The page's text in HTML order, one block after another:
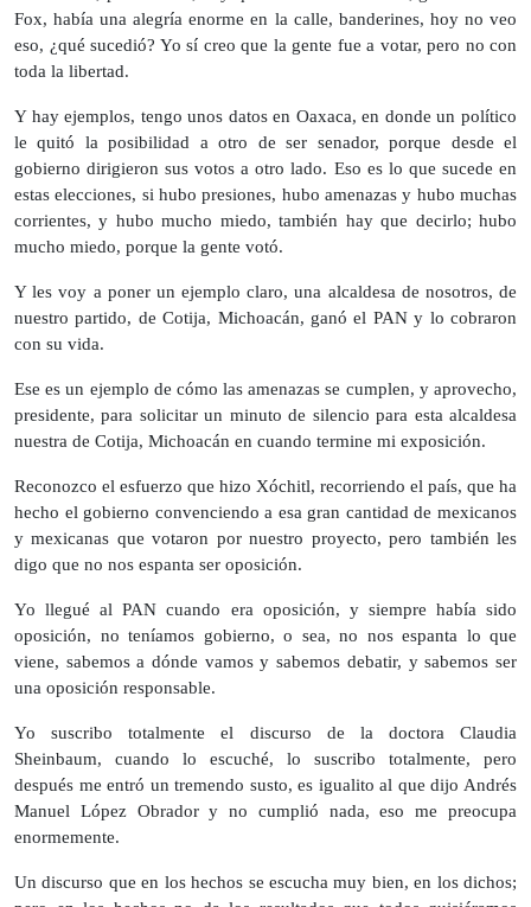
Fox, había una alegría enorme en la calle, banderines, hoy no veo
eso, ¿qué sucedió? Yo sí creo que la gente fue a votar, pero no con
toda la libertad.
Y hay ejemplos, tengo unos datos en Oaxaca, en donde un político
le quitó la posibilidad a otro de ser senador, porque desde el
gobierno dirigieron sus votos a otro lado. Eso es lo que sucede en
estas elecciones, si hubo presiones, hubo amenazas y hubo muchas
corrientes, y hubo mucho miedo, también hay que decirlo; hubo
mucho miedo, porque la gente votó.
Y les voy a poner un ejemplo claro, una alcaldesa de nosotros, de
nuestro partido, de Cotija, Michoacán, ganó el PAN y lo cobraron
con su vida.
Ese es un ejemplo de cómo las amenazas se cumplen, y aprovecho,
presidente, para solicitar un minuto de silencio para esta alcaldesa
nuestra de Cotija, Michoacán en cuando termine mi exposición.
Reconozco el esfuerzo que hizo Xóchitl, recorriendo el país, que ha
hecho el gobierno convenciendo a esa gran cantidad de mexicanos
y mexicanas que votaron por nuestro proyecto, pero también les
digo que no nos espanta ser oposición.
Yo llegué al PAN cuando era oposición, y siempre había sido
oposición, no teníamos gobierno, o sea, no nos espanta lo que
viene, sabemos a dónde vamos y sabemos debatir, y sabemos ser
una oposición responsable.
Yo suscribo totalmente el discurso de la doctora Claudia
Sheinbaum, cuando lo escuché, lo suscribo totalmente, pero
después me entró un tremendo susto, es igualito al que dijo Andrés
Manuel López Obrador y no cumplió nada, eso me preocupa
enormemente.
Un discurso que en los hechos se escucha muy bien, en los dichos;